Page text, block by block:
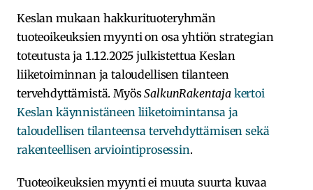
Keslan mukaan hakkurituoteryhmän
tuoteoikeuksien myynti on osa yhtiön strategian
toteutusta ja 1.12.2025 julkistettua Keslan
liiketoiminnan ja taloudellisen tilanteen
tervehdyttämistä. MyösSalkunRakentaja kertoi
Keslan käynnistäneen liiketoimintansa ja
taloudellisen tilanteensa tervehdyttämisen sekä
rakenteellisen arviointiprosessin.
Tuoteoikeuksien myynti ei muuta suurta kuvaa